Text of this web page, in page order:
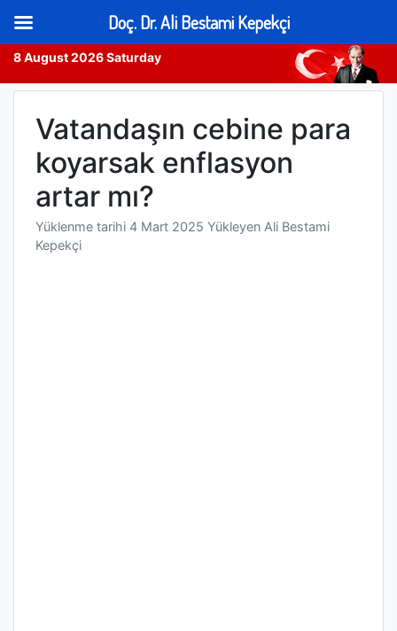
8 August 2026 Saturday
Skip
contentVatandaşın cebine para
koyarsak enflasyon
artar mı?
Yüklenme tarihi 4 Mart 2025 Yükleyen Ali Bestami
Kepekçi
Doç. Dr. Ali Bestami Kepekçi